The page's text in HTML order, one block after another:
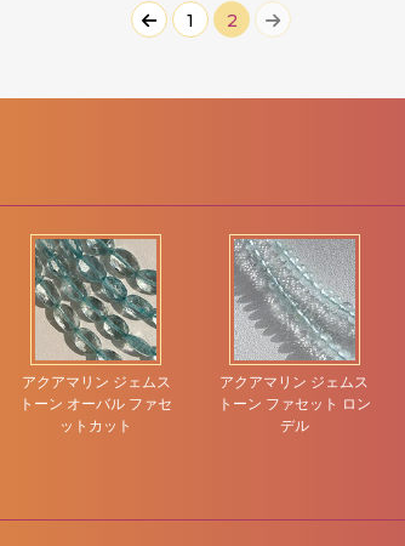
1 2
アクアマリン ジェムス
トーン オーバル ファセ
ットカット
アクアマリン ジェムス
トーン ファセット ロン
デル